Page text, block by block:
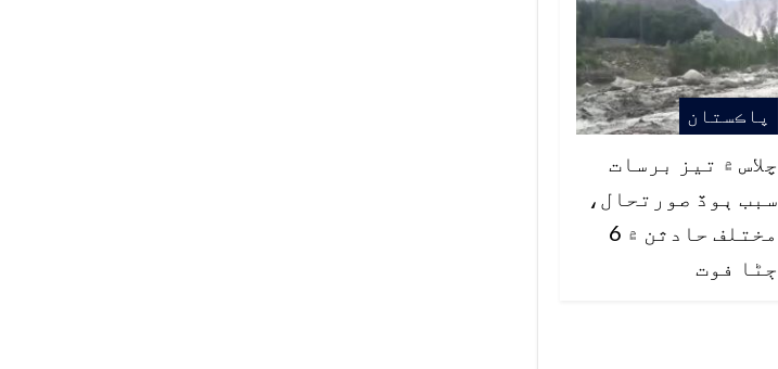
پاڪستان
چلاس ۾ تيز برسات
سبب ٻوڏ صورتحال،
مختلف حادثن ۾ 6
ڄڻا فوت